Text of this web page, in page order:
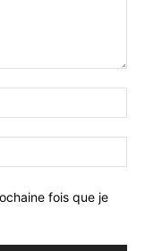
fois que je